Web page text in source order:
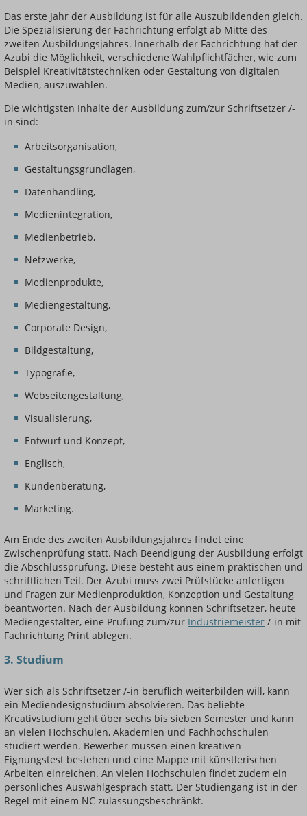
Das erste Jahr der Ausbildung ist für alle Auszubildenden gleich.
Die Spezialisierung der Fachrichtung erfolgt ab Mitte des
zweiten Ausbildungsjahres. Innerhalb der Fachrichtung hat der
Azubi die Möglichkeit, verschiedene Wahlpflichtfächer, wie zum
Beispiel Kreativitätstechniken oder Gestaltung von digitalen
Medien, auszuwählen.
Die wichtigsten Inhalte der Ausbildung zum/zur Schriftsetzer /-
in sind:
Arbeitsorganisation,
Gestaltungsgrundlagen,
Datenhandling,
Medienintegration,
Medienbetrieb,
Netzwerke,
Medienprodukte,
Mediengestaltung,
Corporate Design,
Bildgestaltung,
Typografie,
Webseitengestaltung,
Visualisierung,
Entwurf und Konzept,
Englisch,
Kundenberatung,
Marketing.
Am Ende des zweiten Ausbildungsjahres findet eine
Zwischenprüfung statt. Nach Beendigung der Ausbildung erfolgt
die Abschlussprüfung. Diese besteht aus einem praktischen und
schriftlichen Teil. Der Azubi muss zwei Prüfstücke anfertigen
und Fragen zur Medienproduktion, Konzeption und Gestaltung
beantworten. Nach der Ausbildung können Schriftsetzer, heute
Mediengestalter, eine Prüfung zum/zur Industriemeister /-in mit
Fachrichtung Print ablegen.
3. Studium
Wer sich als Schriftsetzer /-in beruflich weiterbilden will, kann
ein Mediendesignstudium absolvieren. Das beliebte
Kreativstudium geht über sechs bis sieben Semester und kann
an vielen Hochschulen, Akademien und Fachhochschulen
studiert werden. Bewerber müssen einen kreativen
Eignungstest bestehen und eine Mappe mit künstlerischen
Arbeiten einreichen. An vielen Hochschulen findet zudem ein
persönliches Auswahlgespräch statt. Der Studiengang ist in der
Regel mit einem NC zulassungsbeschränkt.